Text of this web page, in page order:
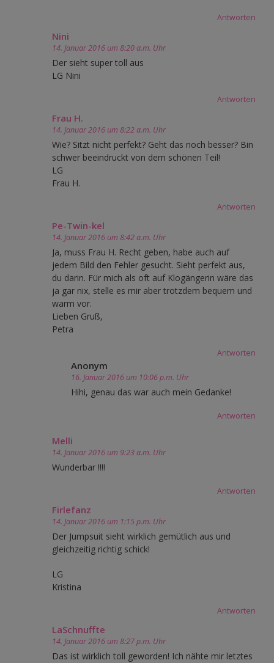
Antworten
Nini
14. Januar 2016 um 8:20 a.m. Uhr
Der sieht super toll aus
LG Nini
Antworten
Frau H.
14. Januar 2016 um 8:22 a.m. Uhr
Wie? Sitzt nicht perfekt? Geht das noch besser? Bin
schwer beeindruckt von dem schönen Teil!
LG
Frau H.
Antworten
Pe-Twin-kel
14. Januar 2016 um 8:42 a.m. Uhr
Ja, muss Frau H. Recht geben, habe auch auf
jedem Bild den Fehler gesucht. Sieht perfekt aus,
du darin. Für mich als oft auf Klogängerin wäre das
ja gar nix, stelle es mir aber trotzdem bequem und
warm vor.
Lieben Gruß,
Petra
Antworten
Anonym
16. Januar 2016 um 10:06 p.m. Uhr
Hihi, genau das war auch mein Gedanke!
Antworten
Melli
14. Januar 2016 um 9:23 a.m. Uhr
Wunderbar !!!!
Antworten
Firlefanz
14. Januar 2016 um 1:15 p.m. Uhr
Der Jumpsuit sieht wirklich gemütlich aus und
gleichzeitig richtig schick!
LG
Kristina
Antworten
LaSchnuffte
14. Januar 2016 um 8:27 p.m. Uhr
Das ist wirklich toll geworden! Ich nähte mir letztes